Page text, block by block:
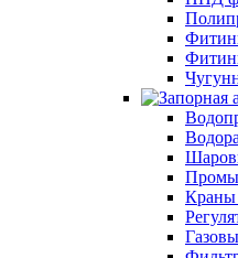
Краны